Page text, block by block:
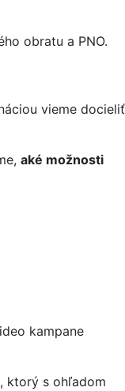
obratu a PNO.
vieme docieliť
aké možnosti
kampane
, ktorý s ohľadom